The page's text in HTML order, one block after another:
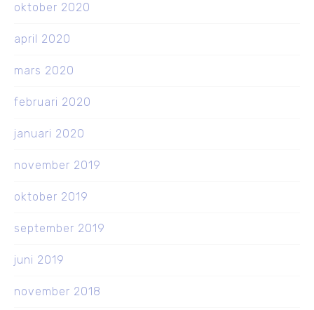
oktober 2020
april 2020
mars 2020
februari 2020
januari 2020
november 2019
oktober 2019
september 2019
juni 2019
november 2018